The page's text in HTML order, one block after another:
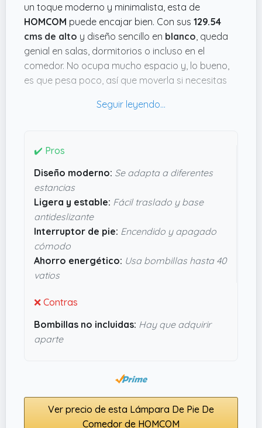
un toque moderno y minimalista, esta de
HOMCOM puede encajar bien. Con sus 129.54
cms de alto y diseño sencillo en blanco , queda
genial en salas, dormitorios o incluso en el
comedor. No ocupa mucho espacio y, lo bueno,
es que pesa poco, así que moverla si necesitas
apagarla, cosa que se agradece en el día a día.
almohadillas antideslizantes da sensación de
estabilidad, así que no tienes que preocuparte
por que se caiga o raye el suelo. En resumen,
parece una opción muy práctica si buscas algo
funcional sin complicarte con montajes o peso.
✔️ Pros
Diseño moderno: Se adapta a diferentes
estancias
Ligera y estable: Fácil traslado y base
antideslizante
Interruptor de pie: Encendido y apagado
cómodo
Ahorro energético: Usa bombillas hasta 40
vatios
❌ Contras
Bombillas no incluidas: Hay que adquirir
aparte
Ver precio de esta Lámpara De Pie De
Comedor de HOMCOM